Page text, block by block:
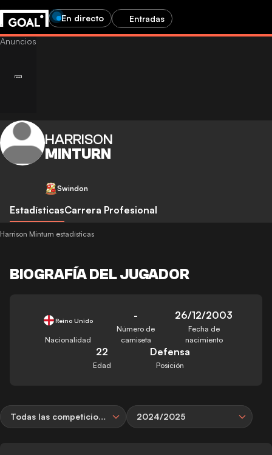
En directo Entradas
HARRISON
MINTURN
Swindon
EstadísticasCarrera Profesional
Harrison Minturn estadísticas
BIOGRAFÍA DEL JUGADOR
Reino Unido
Nacionalidad
-
Número de
camiseta
26/12/2003
Fecha de
nacimiento
22
Edad
Defensa
Posición
Todas las competiciones 2024/2025